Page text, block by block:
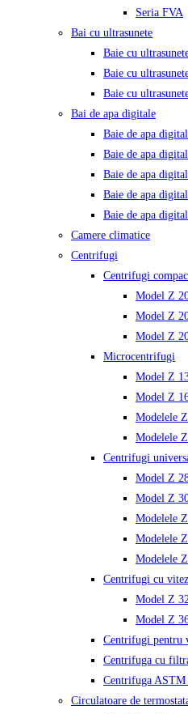
Seria FVA
Bai cu ultrasunete
Baie cu
Baie cu
Baie cu
Bai de apa digitale
Baie de apa
Baie de apa
Baie de apa
Baie de apa
Baie de apa
Camere climatice
Centrifugi
Centrifugi
Model Z
Model Z
Model Z
Microcentrifugi
Model Z
Model Z
Modelele
Modelele
Centrifugi
Model Z
Model Z
Modelele
Modelele
Modelele
Centrifugi cu
Model Z
Model Z
Centrifugi pentru
Centrifuga cu
Centrifuga ASTM
Circulatoare de